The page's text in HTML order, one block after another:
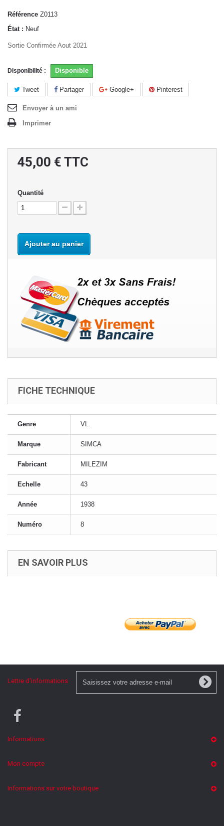
Référence Z0113
État : Neuf
Sortie Confirmée Aout 2021
Disponibilité : Disponible
Tweet Partager Google+ Pinterest
Envoyer à un ami
Imprimer
45,00 € TTC
Quantité
Ajouter au panier
FICHE TECHNIQUE
Genre VL
Marque SIMCA
Fabricant MILEZIM
Echelle 43
Année 1938
Numéro 8
EN SAVOIR PLUS
Lettre d'informations
Informations
Mon compte
Informations sur votre boutique